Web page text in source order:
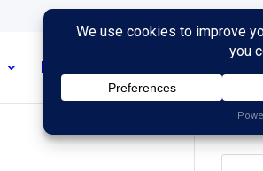
Nieuws